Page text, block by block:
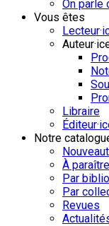
On parle
Vous êtes
Libraire
Notre
À paraître
Par
Par
Revues